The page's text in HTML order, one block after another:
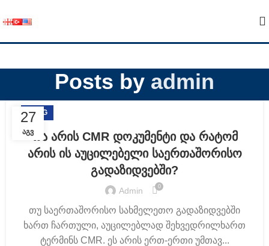
Posts by admin
27
ᲐᲒᲕ
BLOG
რა არის CMR დოკუმენტი და რატომ
არის ის აუცილებელი საერთაშორისო
გადაზიდვებში?
Admin 0
თუ საერთაშორისო სახმელეთო გადაზიდვებში
ხართ ჩართული, აუცილებლად შეხვედრილხართ
ტერმინს CMR. ეს არის ერთ-ერთი უმთავ...